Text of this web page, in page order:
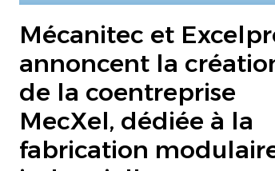
Mécanitec et
annoncent la
de la coentreprise
MecXel, dédiée à la
fabrication